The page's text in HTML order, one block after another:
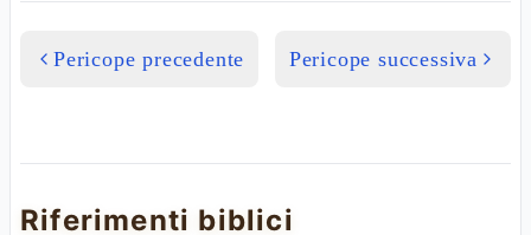
Pericope precedente Pericope successiva
Riferimenti biblici